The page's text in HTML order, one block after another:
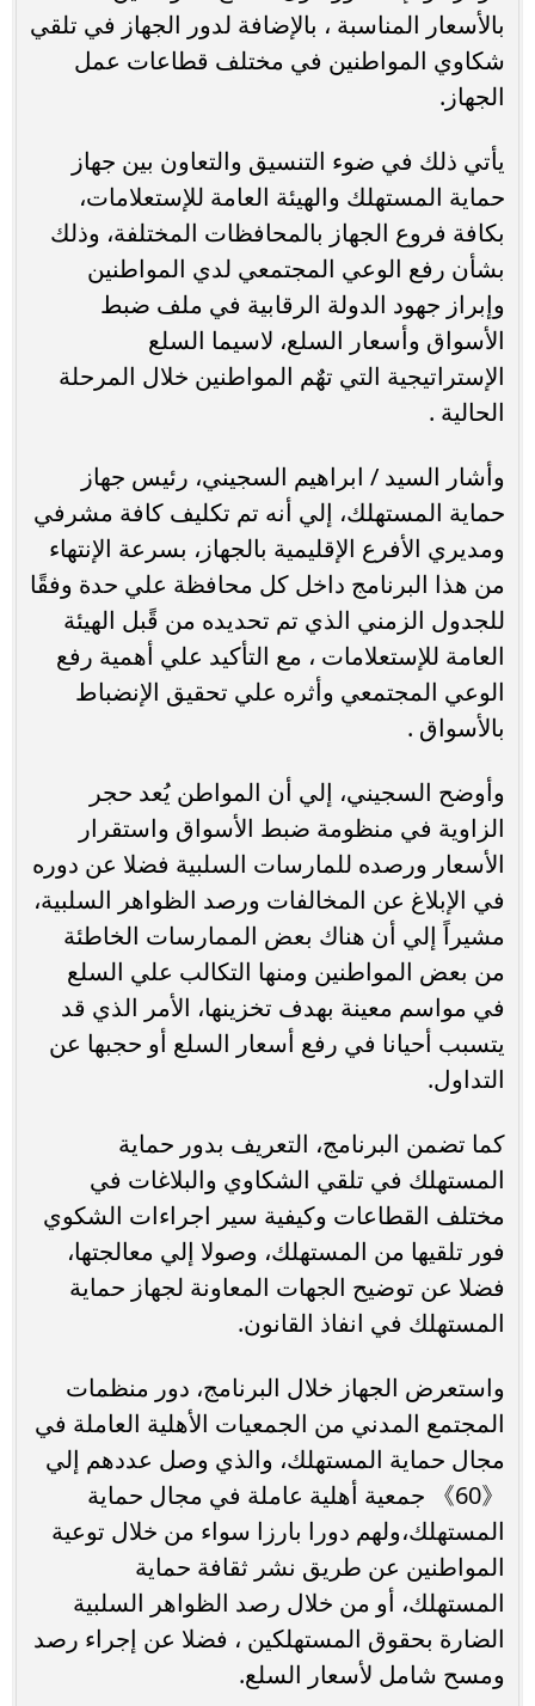
بالأسعار المناسبة ، بالإضافة لدور الجهاز في تلقي
شكاوي المواطنين في مختلف قطاعات عمل
الجهاز.
يأتي ذلك في ضوء التنسيق والتعاون بين جهاز
حماية المستهلك والهيئة العامة للإستعلامات،
بكافة فروع الجهاز بالمحافظات المختلفة، وذلك
بشأن رفع الوعي المجتمعي لدي المواطنين
وإبراز جهود الدولة الرقابية في ملف ضبط
الأسواق وأسعار السلع، لاسيما السلع
الإستراتيجية التي تهٌم المواطنين خلال المرحلة
الحالية .
وأشار السيد / ابراهيم السجيني، رئيس جهاز
حماية المستهلك، إلي أنه تم تكليف كافة مشرفي
ومديري الأفرع الإقليمية بالجهاز، بسرعة الإنتهاء
من هذا البرنامج داخل كل محافظة علي حدة وفقًا
للجدول الزمني الذي تم تحديده من قًبل الهيئة
العامة للإستعلامات ، مع التأكيد علي أهمية رفع
الوعي المجتمعي وأثره علي تحقيق الإنضباط
بالأسواق .
وأوضح السجيني، إلي أن المواطن يُعد حجر
الزاوية في منظومة ضبط الأسواق واستقرار
الأسعار ورصده للمارسات السلبية فضلا عن دوره
في الإبلاغ عن المخالفات ورصد الظواهر السلبية،
مشيراً إلي أن هناك بعض الممارسات الخاطئة
من بعض المواطنين ومنها التكالب علي السلع
في مواسم معينة بهدف تخزينها، الأمر الذي قد
يتسبب أحيانا في رفع أسعار السلع أو حجبها عن
التداول.
كما تضمن البرنامج، التعريف بدور حماية
المستهلك في تلقي الشكاوي والبلاغات في
مختلف القطاعات وكيفية سير اجراءات الشكوي
فور تلقيها من المستهلك، وصولا إلي معالجتها،
فضلا عن توضيح الجهات المعاونة لجهاز حماية
المستهلك في انفاذ القانون.
واستعرض الجهاز خلال البرنامج، دور منظمات
المجتمع المدني من الجمعيات الأهلية العاملة في
مجال حماية المستهلك، والذي وصل عددهم إلي
《60》 جمعية أهلية عاملة في مجال حماية
المستهلك،ولهم دورا بارزا سواء من خلال توعية
المواطنين عن طريق نشر ثقافة حماية
المستهلك، أو من خلال رصد الظواهر السلبية
الضارة بحقوق المستهلكين ، فضلا عن إجراء رصد
ومسح شامل لأسعار السلع.